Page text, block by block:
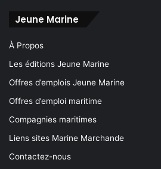
Jeune Marine
À Propos
Les éditions Jeune Marine
Offres d’emplois Jeune Marine
Offres d’emploi maritime
Compagnies maritimes
Liens sites Marine Marchande
Contactez-nous